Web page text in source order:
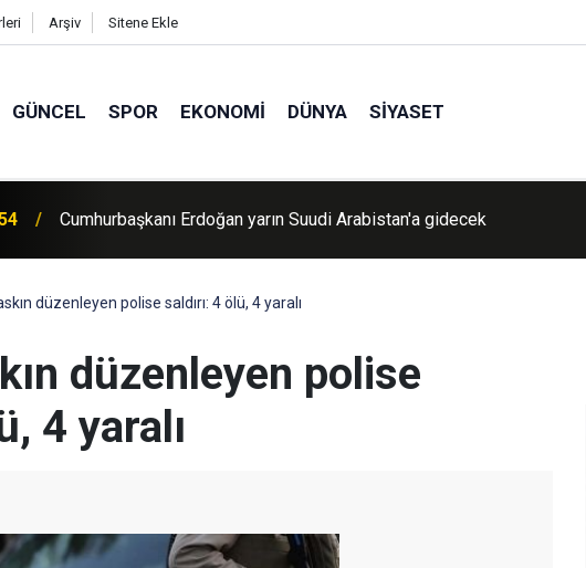
Arşiv Sitene Ekle
GÜNCEL SPOR EKONOMI DÜNYA SIYASET
Cumhurbaşkanı Erdoğan yarın Suudi Arabistan'a gidecek
Çatalca'da eğitim uçağı düştü: Bir yaralı
düzenleyen polise saldırı: 4 ölü, 4 yaralı
düzenleyen polise
4 yaralı